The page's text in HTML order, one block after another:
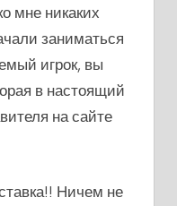
мне никаких
заниматься
игрок, вы
в настоящий
на сайте
Ничем не